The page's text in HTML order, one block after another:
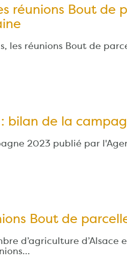
réunions Bout de
les réunions Bout de
bilan de la
2023 publié par
Bout de
d’agriculture d’Alsace